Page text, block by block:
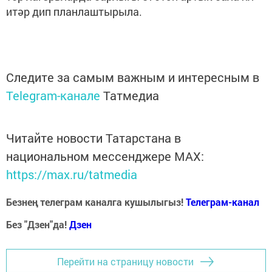
итәр дип планлаштырыла.
Следите за самым важным и интересным в
Telegram-канале Татмедиа
Читайте новости Татарстана в
национальном мессенджере MАХ:
https://max.ru/tatmedia
Безнең телеграм каналга кушылыгыз!Телеграм-канал
Без "Дзен"да!Дзен
Перейти на страницу новости